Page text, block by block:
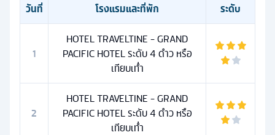
วันที่ โรงแรมและที่พัก ระดับ
1
HOTEL TRAVELTINE - GRAND
PACIFIC HOTEL ระดับ 4 ดำว หรือ
เทียบเท่ำ
2
HOTEL TRAVELTINE - GRAND
PACIFIC HOTEL ระดับ 4 ดำว หรือ
เทียบเท่ำ